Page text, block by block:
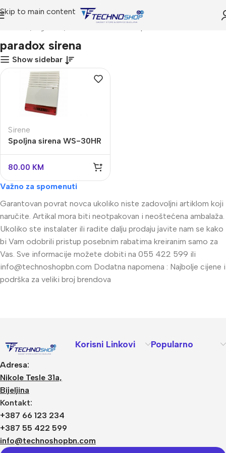
Skip to main content
paradox sirena
Show sidebar
Sirene
Spoljna sirena WS-30HR
80.00 KM
Važno za spomenuti
Garantovan povrat novca ukoliko niste zadovoljni artiklom koji
naručite. Artikal mora biti neotpakovan i neoštećena ambalaža.
Ukoliko ste instalater ili radite dalju prodaju javite nam se kako
bi Vam odobrili pristup posebnim rabatima kreiranim samo za
Vas. Sve informacije možete dobiti na 055 422 599 ili
info@technoshopbn.com Dodatna napomena : Najbolje cijene i
podrška za veliki broj brendova
Adresa:
Nikole Tesle 31a,
Bijeljina
Kontakt:
+387 66 123 234
+387 55 422 599
info@technoshopbn.com
Korisni Linkovi Popularno